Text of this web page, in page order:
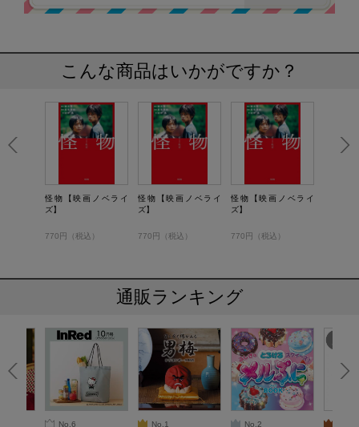
こんな商品はいかがですか？
怪物【映画ノベライ
ズ】
770円（税込）
怪物【映画ノベライ
ズ】
770円（税込）
怪物【映画ノベライ
ズ】
770円（税込）
通販ランキング
No.6 No.1 No.2